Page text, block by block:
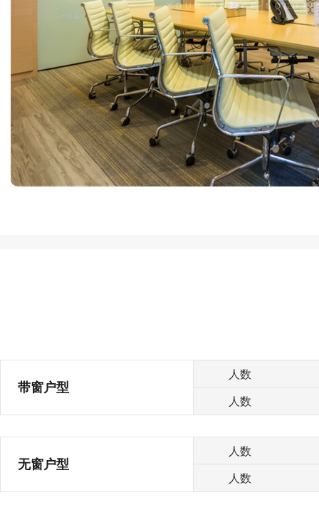
带窗户型
人数
人数
无窗户型
人数
人数